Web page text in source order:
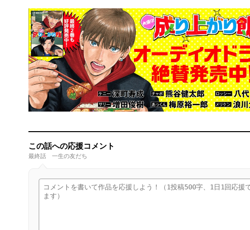
この話への応援コメント
最終話 一生の友だち